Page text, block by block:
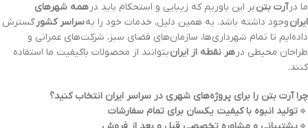
ما درآرت بتنبر این باوریم که زیبایی و استحکام باید درهمه شهرهای
ایرانوجود داشته باشد. به همین دلیل، خدمات خود را بهسراسر کشورگسترش
داده‌ایم تا تمام شهرداری‌ها، سازمان‌های فضای سبز، شرکت‌های عمرانی و
طراحان محیطی درهر نقطه از ایرانبتوانند از محصولات باکیفیت ما استفاده
کنند.
چرا آرت بتن را برای پروژه‌های شهری در سراسر ایران انتخاب کنید؟
🔹تولید انبوه با کیفیت یکسان برای تمام سفارشات